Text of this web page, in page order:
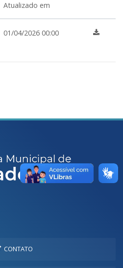
Atualizado em
01/04/2026 00:00
CONTATO